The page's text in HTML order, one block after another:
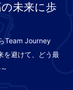
未来に歩
Team Journey
を避けて、どう最